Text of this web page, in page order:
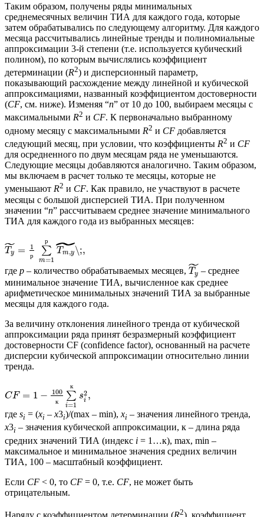
Таким образом, получены ряды минимальных
среднемесячных величин ТИА для каждого года, которые
затем обрабатывались по следующему алгоритму. Для каждого
месяца рассчитывались линейные тренды и полиномиальные
аппроксимации 3-й степени (т.е. используется кубический
полином), по которым вычислялись коэффициент
детерминации (R2) и дисперсионный параметр,
показывающий расхождение между линейной и кубической
аппроксимациями, названный коэффициентом достоверности
(CF, см. ниже). Изменяя “n” от 10 до 100, выбираем месяцы с
максимальными R2 и CF. К первоначально выбранному
одному месяцу с максимальными R2 и CF добавляется
следующий месяц, при условии, что коэффициенты R2 и CF
для осредненного по двум месяцам ряда не уменьшаются.
Следующие месяцы добавляются аналогично. Таким образом,
мы включаем в расчет только те месяцы, которые не
уменьшают R2 и CF. Как правило, не участвуют в расчете
месяцы с большой дисперсией ТИА. При полученном
значении “n” рассчитываем среднее значение минимального
ТИА для каждого года из выбранных месяцев:
Ty
˜ = 1
р ∑
m=1
р
Tm,y
˜\;,
где р – количество обрабатываемых месяцев, Ty
˜ – среднее
минимальное значение ТИА, вычисленное как среднее
арифметическое минимальных значений ТИА за выбранные
месяцы для каждого года.
За величину отклонения линейного тренда от кубической
аппроксимации ряда принят безразмерный коэффициент
достоверности CF (confidence factor), основанный на расчете
дисперсии кубической аппроксимации относительно линии
тренда.
CF = 1 − 100
к ∑
i=1
к
s2
i ,
где si = (xi – x3i)/(max – min), xi – значения линейного тренда,
x3i – значения кубической аппроксимации, к – длина ряда
средних значений ТИА (индекс i = 1…к), max, min –
максимальное и минимальное значения средних величин
ТИА, 100 – масштабный коэффициент.
Если CF < 0, то CF = 0, т.е. CF, не может быть
отрицательным.
Наряду с коэффициентом детерминации (R2), коэффициент